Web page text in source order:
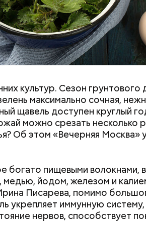
День шевеления пальцами ног
культур. Сезон грунтового
максимально сочная,
щавель доступен круглый
можно срезать несколько
Об этом «Вечерняя Москва»
богато пищевыми волокнами,
йодом, железом и
Писарева, помимо
укрепляет иммунную систему,
нервов, способствует